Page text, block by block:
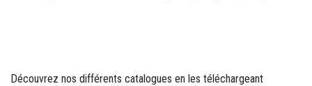
Découvrez nos différents catalogues en les téléchargeant